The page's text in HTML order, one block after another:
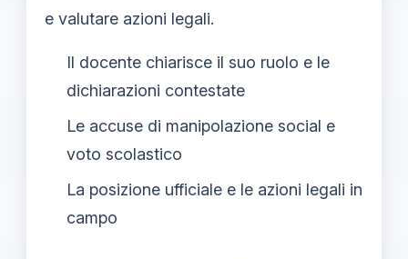
e valutare azioni legali.
Il docente chiarisce il suo ruolo e le
dichiarazioni contestate
Le accuse di manipolazione social e
voto scolastico
La posizione ufficiale e le azioni legali in
campo